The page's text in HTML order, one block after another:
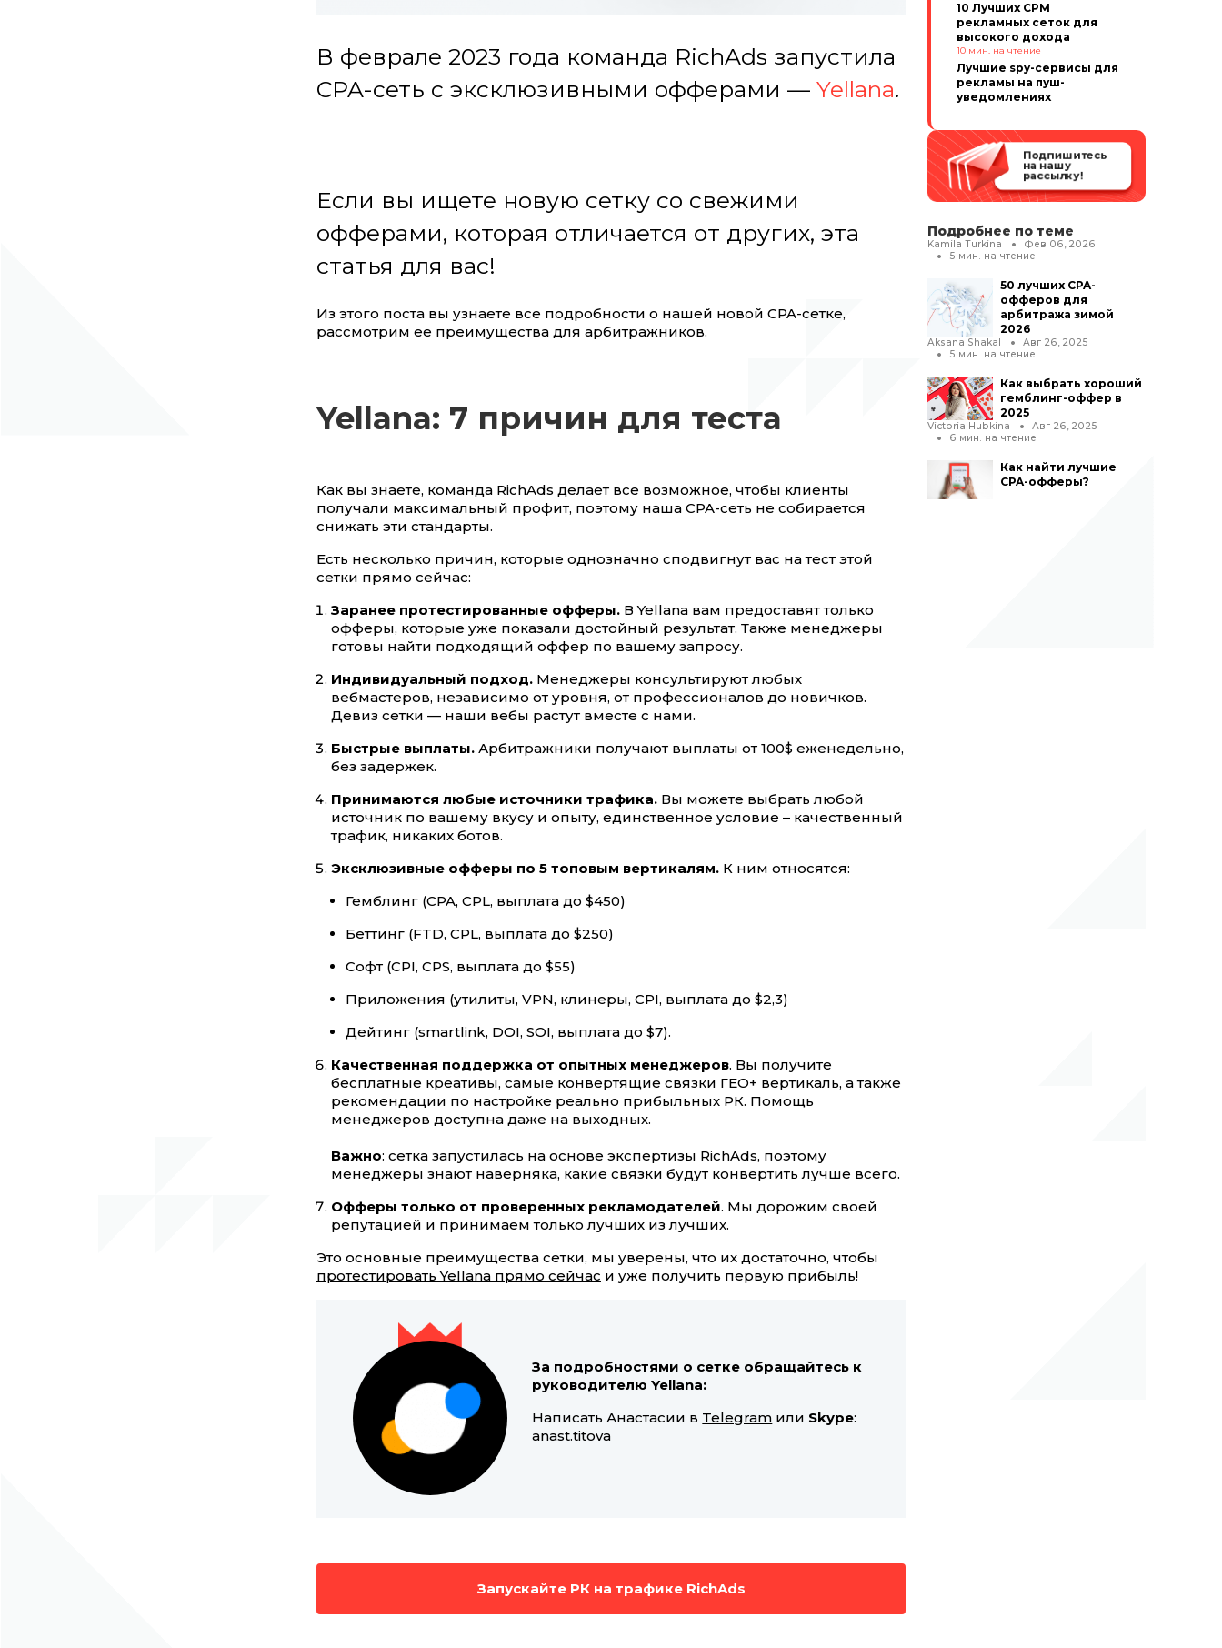
В феврале 2023 года команда RichAds запустила
CPA-сеть с эксклюзивными офферами — Yellana.
Если вы ищете новую сетку со свежими
офферами, которая отличается от других, эта
статья для вас!
Из этого поста вы узнаете все подробности о нашей новой CPA-сетке,
рассмотрим ее преимущества для арбитражников.
Yellana: 7 причин для теста
Как вы знаете, команда RichAds делает все возможное, чтобы клиенты
получали максимальный профит, поэтому наша CPA-сеть не собирается
снижать эти стандарты.
Есть несколько причин, которые однозначно сподвигнут вас на тест этой
сетки прямо сейчас:
Заранее протестированные офферы. В Yellana вам предоставят только
офферы, которые уже показали достойный результат. Также менеджеры
готовы найти подходящий оффер по вашему запросу.
Индивидуальный подход. Менеджеры консультируют любых
вебмастеров, независимо от уровня, от профессионалов до новичков.
Девиз сетки — наши вебы растут вместе с нами.
Быстрые выплаты. Арбитражники получают выплаты от 100$ еженедельно,
без задержек.
Принимаются любые источники трафика. Вы можете выбрать любой
источник по вашему вкусу и опыту, единственное условие – качественный
трафик, никаких ботов.
Эксклюзивные офферы по 5 топовым вертикалям. К ним относятся:
Гемблинг (CPA, CPL, выплата до $450)
Беттинг (FTD, CPL, выплата до $250)
Софт (CPI, CPS, выплата до $55)
Приложения (утилиты, VPN, клинеры, CPI, выплата до $2,3)
Дейтинг (smartlink, DOI, SOI, выплата до $7).
Качественная поддержка от опытных менеджеров. Вы получите
бесплатные креативы, самые конвертящие связки ГЕО+ вертикаль, а также
рекомендации по настройке реально прибыльных РК. Помощь
менеджеров доступна даже на выходных.
Важно: сетка запустилась на основе экспертизы RichAds, поэтому
менеджеры знают наверняка, какие связки будут конвертить лучше всего.
Офферы только от проверенных рекламодателей. Мы дорожим своей
репутацией и принимаем только лучших из лучших.
Это основные преимущества сетки, мы уверены, что их достаточно, чтобы
протестировать Yellana прямо сейчас и уже получить первую прибыль!
За подробностями о сетке обращайтесь к
руководителю Yellana:
Написать Анастасии в Telegram или Skype:
anast.titova
Запускайте РК на трафике RichAds
10 Лучших CPM
рекламных сеток для
высокого дохода
10 мин. на чтение
Лучшие spy-сервисы для
рекламы на пуш-
уведомлениях
Подпишитесь
на нашу
рассылку!
Подробнее по теме
Kamila Turkina
Фев 06, 2026
5 мин. на чтение
50 лучших CPA-
офферов для
арбитража зимой
2026
Aksana Shakal
Авг 26, 2025
5 мин. на чтение
Как выбрать хороший
гемблинг-оффер в
2025
Victoria Hubkina
Авг 26, 2025
6 мин. на чтение
Как найти лучшие
CPA-офферы?